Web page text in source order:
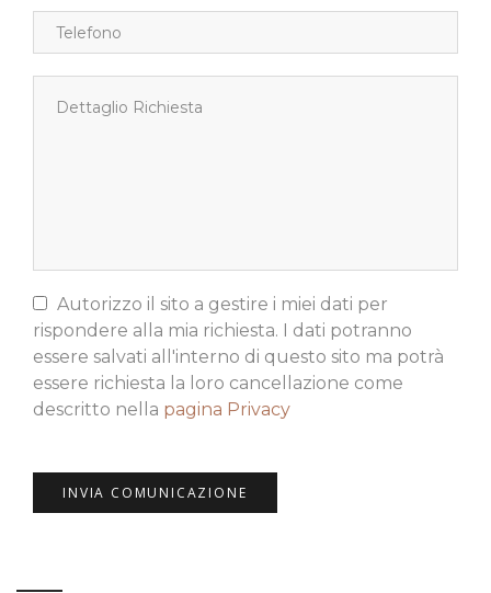
Autorizzo il sito a gestire i miei dati per
rispondere alla mia richiesta. I dati potranno
essere salvati all'interno di questo sito ma potrà
essere richiesta la loro cancellazione come
descritto nella pagina Privacy